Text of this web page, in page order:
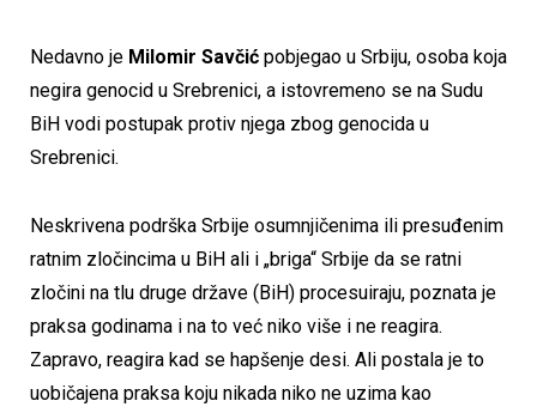
Nedavno je Milomir Savčić pobjegao u Srbiju, osoba koja
negira genocid u Srebrenici, a istovremeno se na Sudu
BiH vodi postupak protiv njega zbog genocida u
Srebrenici.
Neskrivena podrška Srbije osumnjičenima ili presuđenim
ratnim zločincima u BiH ali i „briga“ Srbije da se ratni
zločini na tlu druge države (BiH) procesuiraju, poznata je
praksa godinama i na to već niko više i ne reagira.
Zapravo, reagira kad se hapšenje desi. Ali postala je to
uobičajena praksa koju nikada niko ne uzima kao